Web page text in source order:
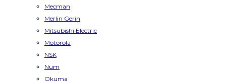
Mecman
Merlin Gerin
Mitsubishi Electric
Motorola
NSK
Num
Okuma